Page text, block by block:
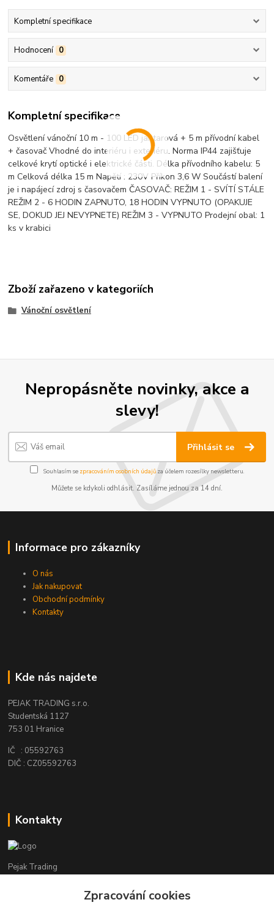
Kompletní specifikace
Hodnocení 0
Komentáře 0
Kompletní specifikace
Osvětlení vánoční 10 m - 100 LED jantarová + 5 m přívodní kabel
+ časovač Vhodné do interiéru i exteriéru. Norma IP44 zajišťuje
celkové krytí optické i elektrické části. Délka přívodního kabelu: 5
m Celková délka 15 m Napětí : 230V Příkon 3,6 W Součástí balení
je i napájecí zdroj s časovačem ČASOVAČ: REŽIM 1 - SVÍTÍ STÁLE
REŽIM 2 - 6 HODIN ZAPNUTO, 18 HODIN VYPNUTO (OPAKUJE
SE, DOKUD JEJ NEVYPNETE) REŽIM 3 - VYPNUTO Prodejní obal: 1
ks v krabici
Zboží zařazeno v kategoriích
Vánoční osvětlení
Nepropásněte novinky, akce a
slevy!
Přihlásit se
Souhlasím se zpracováním osobních údajůza účelem rozesílky newsletteru.
Můžete se kdykoli odhlásit. Zasíláme jednou za 14 dní.
Informace pro zákazníky
O nás
Jak nakupovat
Obchodní podmínky
Kontakty
Kde nás najdete
PEJAK TRADING s.r.o.
Studentská 1127
753 01 Hranice
IČ : 05592763
DIČ : CZ05592763
Kontakty
Pejak Trading
+ 420 724 280 132Zpracování cookies